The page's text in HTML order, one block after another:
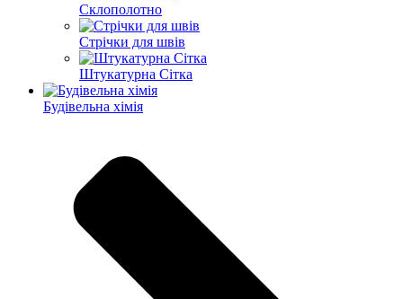
Склополотно
Стрічки для швів
Штукатурна Сітка
Будівельна хімія